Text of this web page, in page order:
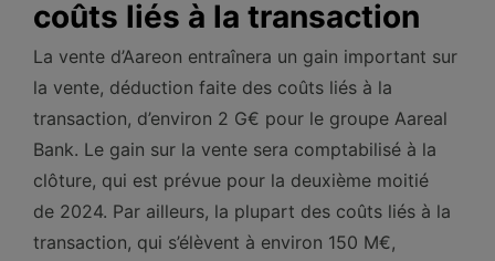
coûts liés à la transaction
La vente d’Aareon entraînera un gain important sur
la vente, déduction faite des coûts liés à la
transaction, d’environ 2 G€ pour le groupe Aareal
Bank. Le gain sur la vente sera comptabilisé à la
clôture, qui est prévue pour la deuxième moitié
de 2024. Par ailleurs, la plupart des coûts liés à la
transaction, qui s’élèvent à environ 150 M€,